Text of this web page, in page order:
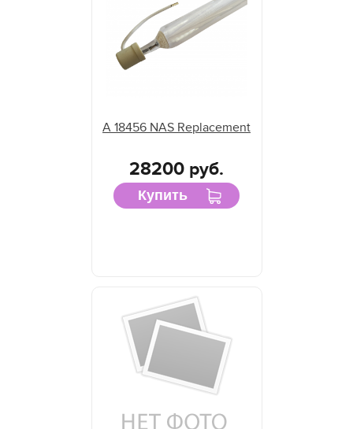
A 18456 NAS Replacement
28200 руб.
Купить